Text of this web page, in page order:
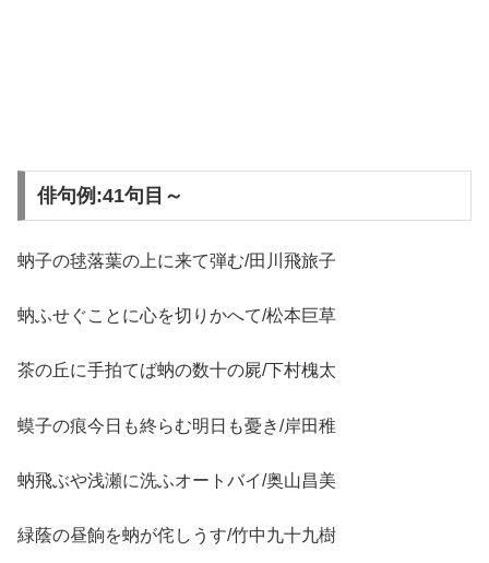
俳句例:41句目～
蚋子の毬落葉の上に来て弾む/田川飛旅子
蚋ふせぐことに心を切りかへて/松本巨草
茶の丘に手拍てば蚋の数十の屍/下村槐太
蟆子の痕今日も終らむ明日も憂き/岸田稚
蚋飛ぶや浅瀬に洗ふオートバイ/奥山昌美
緑蔭の昼餉を蚋が侘しうす/竹中九十九樹